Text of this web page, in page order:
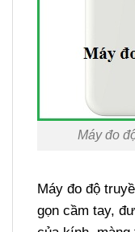
Máy đo
Máy đo độ
gọn cầm tay,